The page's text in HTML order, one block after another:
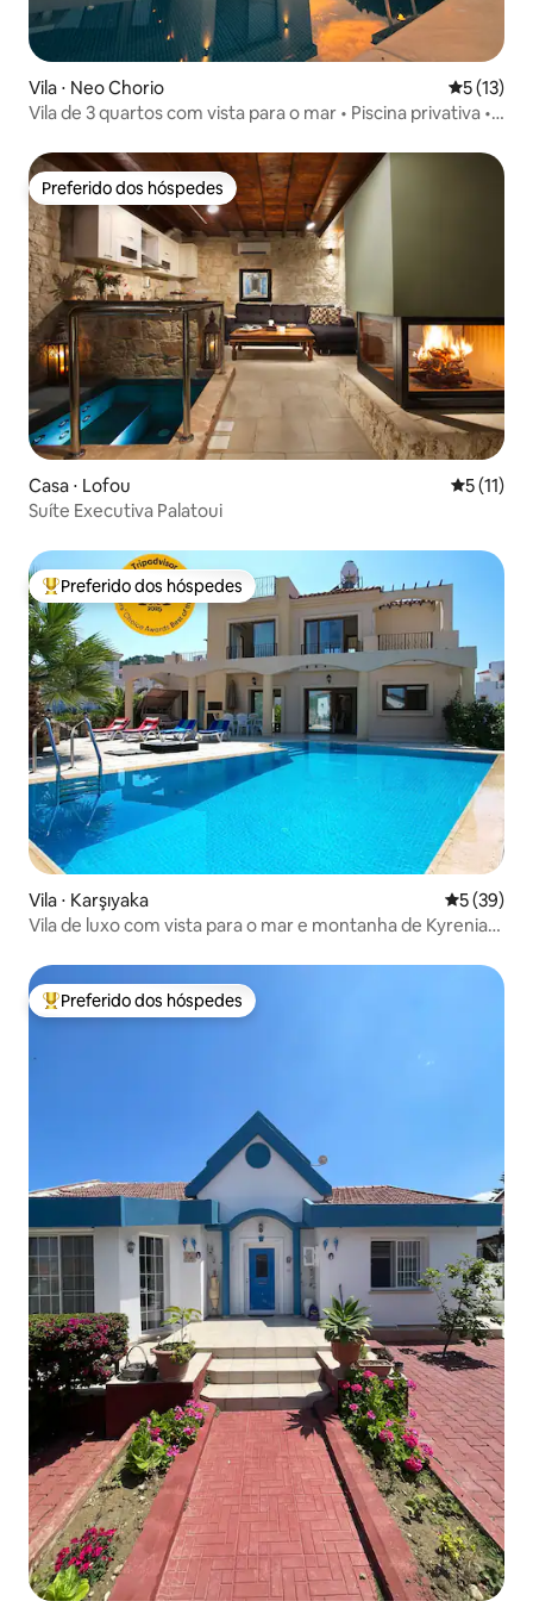
Vila ⋅ Neo Chorio 5 de uma
5 (13)
Vila de 3 quartos com vista para o mar • Piscina privativa •
Preferido dos hóspedes
Preferido dos hóspedes
Casa ⋅ Lofou 5 de uma
5 (11)
Suíte Executiva Palatoui
Entre os melhores preferidos dos hóspedes
Preferido dos hóspedes
Vila ⋅ Karşıyaka 5 de uma
5 (39)
Vila de luxo com vista para o mar e montanha de Kyrenia,
Entre os melhores preferidos dos hóspedes
Preferido dos hóspedes